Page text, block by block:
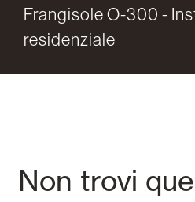
Frangisole O-300 -
residenziale
Non trovi